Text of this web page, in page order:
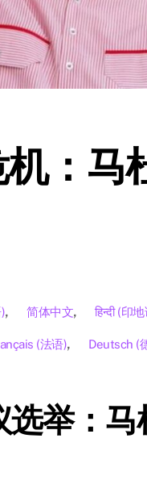
：马
) 简体中文 हिन्दी(印地
(法语) Deutsch (
举：马